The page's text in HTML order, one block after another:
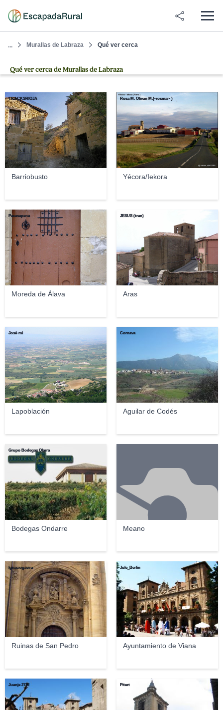
... Murallas de Labraza Qué ver cerca
Qué ver cerca de Murallas de Labraza
Barriobusto
TRACKSRIOJA
Yécora/Iekora
Rosa M. Olivan M.(-rosmar- )
Moreda de Álava
Pacasapena
Aras
JESUS (tran)
Lapoblación
José-mi
Aguilar de Codés
Cornava
Bodegas Ondarre
Grupo Bodegas Olarra
Meano
Ruinas de San Pedro
Ignaciogavira
Ayuntamiento de Viana
Jule_Berlin
Juanje 2712 Pitert